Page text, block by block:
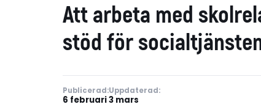
Att arbeta med
stöd för
Publicerad:
6 februari
Uppdaterad:
3 mars